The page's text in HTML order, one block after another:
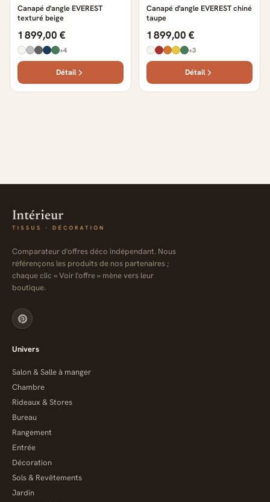
Canapé d'angle EVEREST
texturé beige
1 899,00 €
+4
Détail
Canapé d'angle EVEREST chiné
taupe
1 899,00 €
+3
Détail
Comparateur d'offres déco indépendant. Nous
référençons les produits de nos partenaires ;
chaque clic « Voir l'offre » mène vers leur
boutique.
Univers
Salon & Salle à manger
Chambre
Rideaux & Stores
Bureau
Rangement
Entrée
Décoration
Sols & Revêtements
Jardin